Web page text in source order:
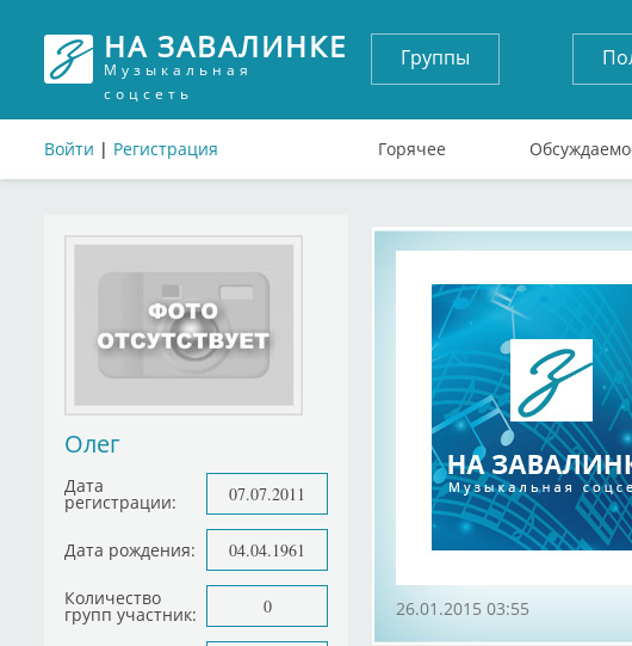
НА ЗАВАЛИНКЕ
Музыкальная
соцсеть
Войти | Регистрация
Группы
Горячее
Олег
Дата
регистрации: 07.07.2011
Дата рождения: 04.04.1961
Количество
групп участник: 0 26.01.2015 03:55